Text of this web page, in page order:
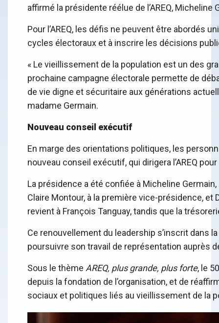
affirmé la présidente réélue de l’AREQ, Micheline
Pour l’AREQ, les défis ne peuvent être abordés
cycles électoraux et à inscrire les décisions
« Le vieillissement de la population est un des
prochaine campagne électorale permette de
de vie digne et sécuritaire aux générations
madame Germain.
Nouveau conseil exécutif
En marge des orientations politiques, les
nouveau conseil exécutif, qui dirigera l’AREQ
La présidence a été confiée à Micheline
Claire Montour, à la première vice-présidence,
revient à François Tanguay, tandis que la
Ce renouvellement du leadership s’inscrit dans
poursuivre son travail de représentation auprès
Sous le thème AREQ, plus grande, plus forte, le 50
depuis la fondation de l’organisation, et de
sociaux et politiques liés au vieillissement de la